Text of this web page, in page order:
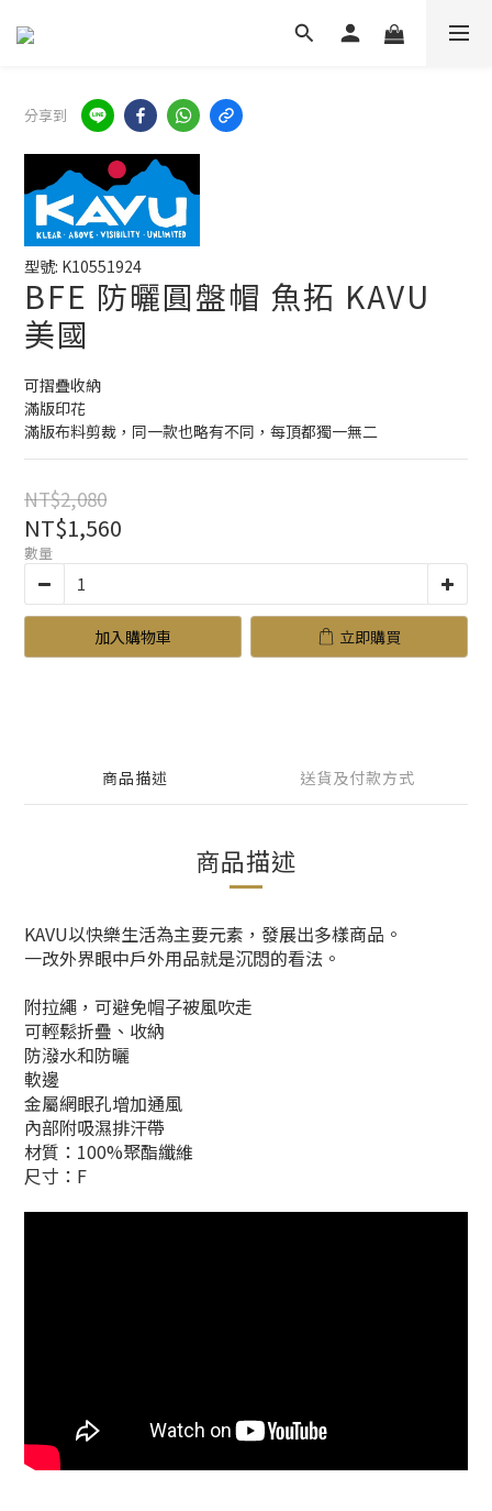
分享到
型號: K10551924
BFE 防曬圓盤帽 魚拓 KAVU
美國
可摺疊收納
滿版印花
滿版布料剪裁，同一款也略有不同，每頂都獨一無二
NT$2,080
NT$1,560
數量
加入購物車 立即購買
商品描述 送貨及付款方式
商品描述
KAVU以快樂生活為主要元素，發展出多樣商品。
一改外界眼中戶外用品就是沉悶的看法。
附拉繩，可避免帽子被風吹走
可輕鬆折疊、收納
防潑水和防曬
軟邊
金屬網眼孔增加通風
內部附吸濕排汗帶
材質：100%聚酯纖維
尺寸：F